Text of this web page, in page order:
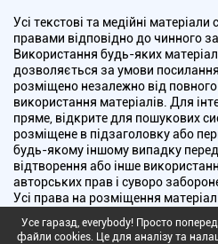
Усі текстові та медійні
правами відповідно до чинного
Використання будь-яких
дозволяється за умови
розміщено незалежно від
використання матеріалів. Для
пряме, відкрите для пошукових
розміщене в підзаголовку або
будь-якому іншому випадку
відтворення або інше
авторських прав і суворо
Усі права на розміщення
радою України з питань
Усе гаразд, everybody! Просто
файли cookies. Це для аналізу та